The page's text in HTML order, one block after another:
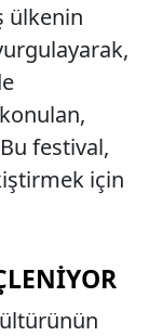
ülkenin
festival,
için